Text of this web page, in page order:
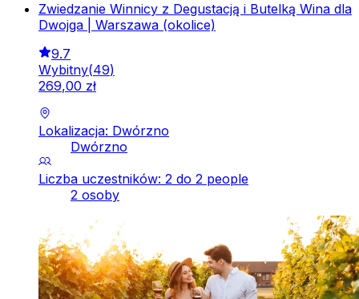
Zwiedzanie Winnicy z Degustacją i Butelką Wina dla
Dwojga | Warszawa (okolice)
9.7
Wybitny(49)
269,00 zł
Lokalizacja: Dwórzno
Dwórzno
Liczba uczestników: 2 do 2 people
2 osoby